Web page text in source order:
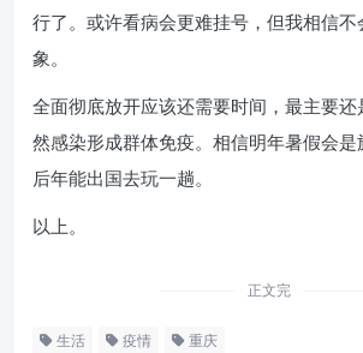
行了。或许看病会更难挂号，但我相信
象。
全面彻底放开应该还需要时间，最主要还
然感染形成群体免疫。相信明年暑假会
后年能出国去玩一趟。
以上。
正文完
生活 疫情 重庆